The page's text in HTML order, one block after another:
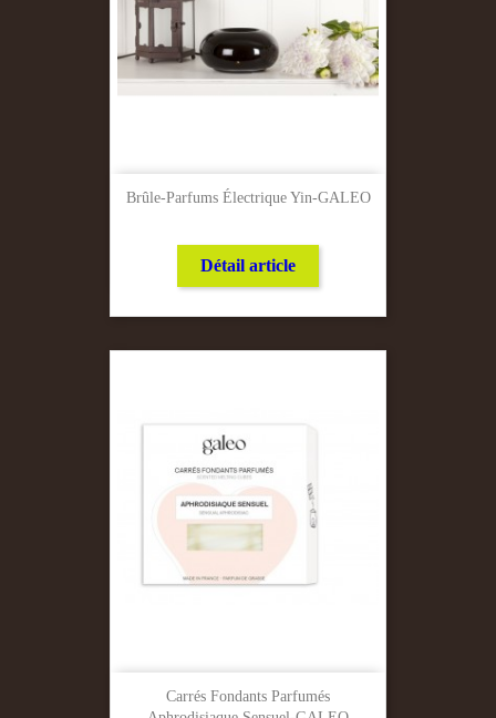
Brûle-Parfums Électrique Yin-GALEO
Détail article
Carrés Fondants Parfumés